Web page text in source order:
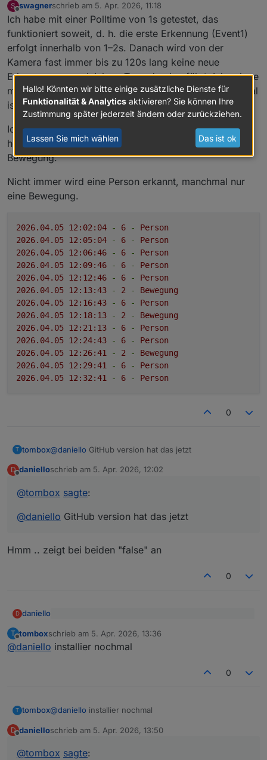
S
Offline
swagnerschrieb am 5. Apr. 2026, 11:18
zuletzt editiert von
Ich habe mit einer Polltime von 1s getestet, das
funktioniert soweit, d. h. die erste Erkennung (Event1)
erfolgt innerhalb von 1–2s. Danach wird von der
Kamera fast immer bis zu 120s lang keine neue
Erkennung vom gleichem Type durchgeführt. Ich nehme
mal an, dass die Kamera so funktioniert und das normal
ist.
Ich bin etwa 30 Minuten lang in diesem Raum
herumgelaufen und war die ganze Zeit über in
Bewegung.
Nicht immer wird eine Person erkannt, manchmal nur
eine Bewegung.
2026.04.05 12 :02:04 - 6 -
Person
2026.04.05 12 :05:04 - 6 -
Person
2026.04.05 12 :06:46 - 6 -
Person
2026.04.05 12 :09:46 - 6 -
Person
2026.04.05 12 :12:46 - 6 -
Person
2026.04.05 12 :13:43 - 2 -
Bewegung
2026.04.05 12 :16:43 - 6 -
Person
2026.04.05 12 :18:13 - 2 -
Bewegung
2026.04.05 12 :21:13 - 6 -
Person
2026.04.05 12 :24:43 - 6 -
Person
2026.04.05 12 :26:41 - 2 -
Bewegung
2026.04.05 12 :29:41 - 6 -
Person
2026.04.05 12 :32:41 - 6 - Person
0
T tombox@daniello GitHub version hat das jetzt
D danielloschrieb am 5. Apr. 2026, 12:02
zuletzt editiert von
@tombox sagte:
@daniello GitHub version hat das jetzt
Hmm .. zeigt bei beiden "false" an
0
D daniello
@danielloGitHub version hat das jetzt
Hmm .. zeigt bei beiden "false" an
T
Offline
tomboxschrieb am 5. Apr. 2026, 13:36
zuletzt editiert von
@daniello installier nochmal
0
T tombox@daniello installier nochmal
D danielloschrieb am 5. Apr. 2026, 13:50
zuletzt editiert von
@tombox sagte:
Hallo! Könnten wir bitte einige zusätzliche Dienste für
Funktionalität & Analytics aktivieren? Sie können Ihre
Zustimmung später jederzeit ändern oder zurückziehen.
Lassen Sie mich wählen Das ist ok